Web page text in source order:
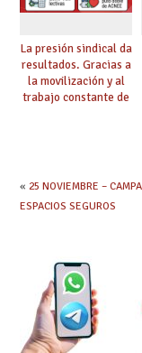
La presión sindical da
resultados. Gracias a
la movilización y al
trabajo constante de
« 25 NOVIEMBRE –
ESPACIOS SEGUROS